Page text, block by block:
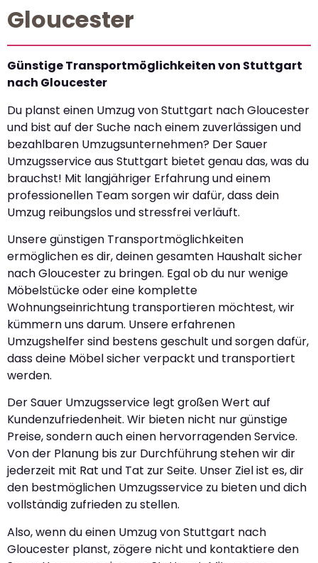
Gloucester
Günstige Transportmöglichkeiten von Stuttgart
nach Gloucester
Du planst einen Umzug von Stuttgart nach Gloucester
und bist auf der Suche nach einem zuverlässigen und
bezahlbaren Umzugsunternehmen? Der Sauer
Umzugsservice aus Stuttgart bietet genau das, was du
brauchst! Mit langjähriger Erfahrung und einem
professionellen Team sorgen wir dafür, dass dein
Umzug reibungslos und stressfrei verläuft.
Unsere günstigen Transportmöglichkeiten
ermöglichen es dir, deinen gesamten Haushalt sicher
nach Gloucester zu bringen. Egal ob du nur wenige
Möbelstücke oder eine komplette
Wohnungseinrichtung transportieren möchtest, wir
kümmern uns darum. Unsere erfahrenen
Umzugshelfer sind bestens geschult und sorgen dafür,
dass deine Möbel sicher verpackt und transportiert
werden.
Der Sauer Umzugsservice legt großen Wert auf
Kundenzufriedenheit. Wir bieten nicht nur günstige
Preise, sondern auch einen hervorragenden Service.
Von der Planung bis zur Durchführung stehen wir dir
jederzeit mit Rat und Tat zur Seite. Unser Ziel ist es, dir
den bestmöglichen Umzugsservice zu bieten und dich
vollständig zufrieden zu stellen.
Also, wenn du einen Umzug von Stuttgart nach
Gloucester planst, zögere nicht und kontaktiere den